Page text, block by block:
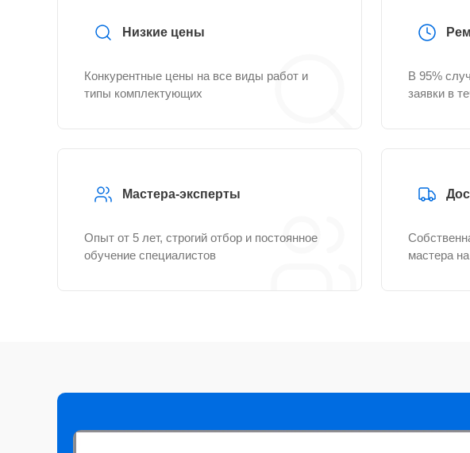
Низкие цены
Конкурентные цены на все виды работ и
типы комплектующих
В 95%
заявки в
Мастера-эксперты
Опыт от 5 лет, строгий отбор и постоянное
обучение специалистов
мастера